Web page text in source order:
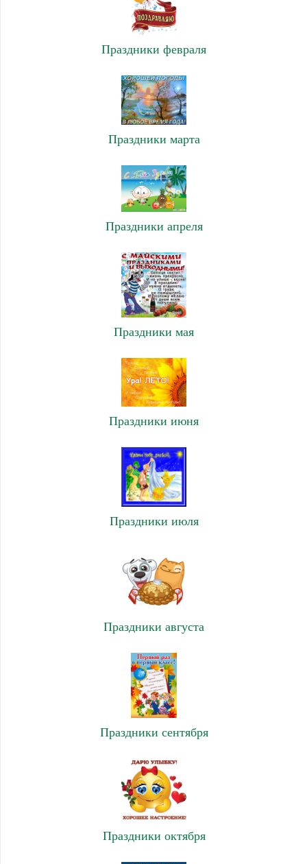
Праздники февраля
Праздники марта
Праздники апреля
Праздники мая
Праздники июня
Праздники июля
Праздники августа
Праздники сентября
Праздники октября